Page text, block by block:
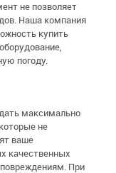
не позволяет
Наша компания
купить
погоду.
максимально
не
ваше
качественных
При